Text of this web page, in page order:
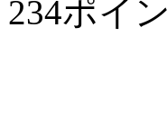
234ポイ